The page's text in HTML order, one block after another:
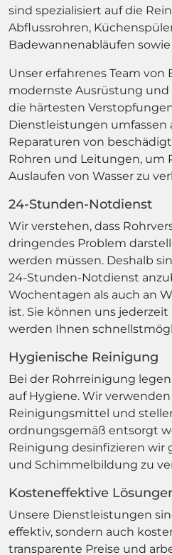
sind spezialisiert auf die
Abflussrohren,
Badewannenabläufen
Unser erfahrenes Team
modernste Ausrüstung und
die härtesten
Dienstleistungen
Reparaturen von
Rohren und Leitungen, um
Auslaufen von Wasser zu
24-Stunden-Notdienst
Wir verstehen, dass
dringendes Problem
werden müssen. Deshalb
24-Stunden-Notdienst
Wochentagen als auch an
ist. Sie können uns
werden Ihnen
Hygienische Reinigung
Bei der Rohrreinigung
auf Hygiene. Wir
Reinigungsmittel und
ordnungsgemäß entsorgt
Reinigung desinfizieren wir
und Schimmelbildung zu
Kosteneffektive
Unsere Dienstleistungen
effektiv, sondern auch
transparente Preise und